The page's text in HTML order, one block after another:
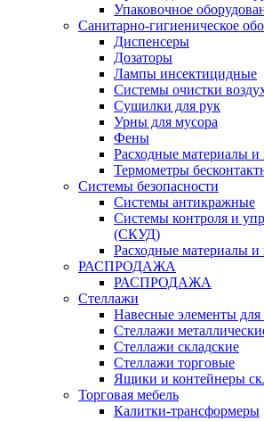
Упаковочное
Санитарно-гигиеническое
Диспенсеры
Дозаторы
Лампы инсектицидные
Системы очистки
Сушилки для рук
Урны для мусора
Фены
Расходные материалы
Термометры
Системы безопасности
Системы антикражные
Системы контроля и
(СКУД)
Расходные материалы
РАСПРОДАЖА
РАСПРОДАЖА
Стеллажи
Навесные элементы для
Стеллажи
Стеллажи складские
Стеллажи торговые
Ящики и контейнеры
Торговая мебель
Калитки-трансформеры